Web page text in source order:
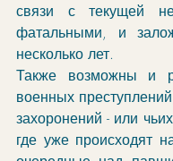
связи с текущей
фатальными, и
несколько лет.
Также возможны и
военных
захоронений - или
где уже происходят